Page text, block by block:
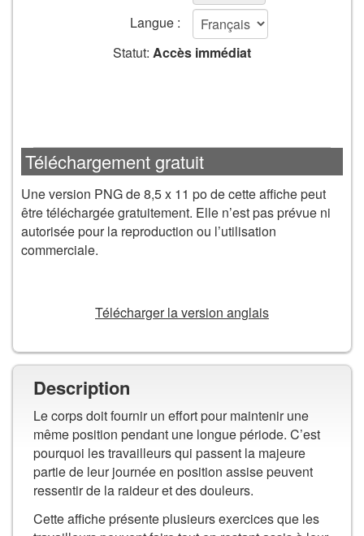
formulaire
Langue :
Statut: Accès immédiat
Téléchargement gratuit
Une version PNG de 8,5 x 11 po de cette affiche peut
être téléchargée gratuitement. Elle n’est pas prévue ni
autorisée pour la reproduction ou l’utilisation
commerciale.
Télécharger la version anglais
Description
Le corps doit fournir un effort pour maintenir une
même position pendant une longue période. C’est
pourquoi les travailleurs qui passent la majeure
partie de leur journée en position assise peuvent
ressentir de la raideur et des douleurs.
Cette affiche présente plusieurs exercices que les